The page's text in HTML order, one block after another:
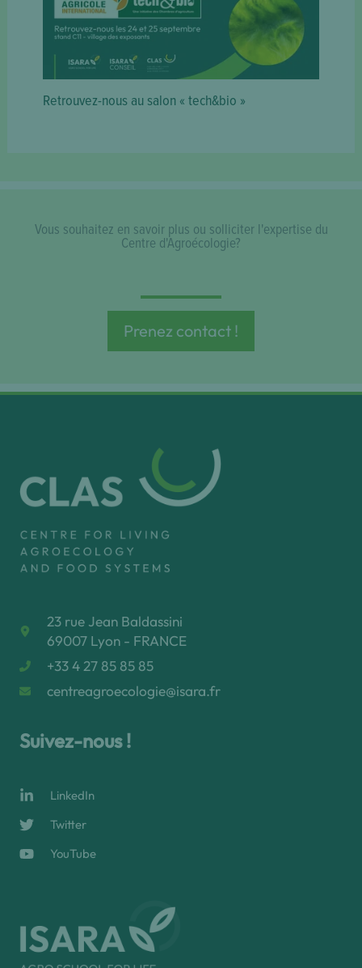
Retrouvez-nous au salon « tech&bio »
Vous souhaitez en savoir plus ou solliciter l'expertise du
Centre d'Agroécologie?
Prenez contact !
23 rue Jean Baldassini
69007 Lyon - FRANCE
+33 4 27 85 85 85
centreagroecologie@isara.fr
Suivez-nous !
LinkedIn
Twitter
YouTube